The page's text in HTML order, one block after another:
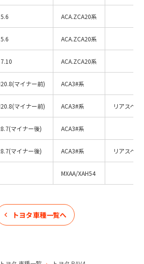
ACA.ZCA20系
ACA.ZCA20系
ACA.ZCA20系
マイナー前) ACA3#系
マイナー前) ACA3#系 リアスペ
マイナー後) ACA3#系
マイナー後) ACA3#系 リアスペ
MXAA/XAH54
トヨタ車種一覧へ